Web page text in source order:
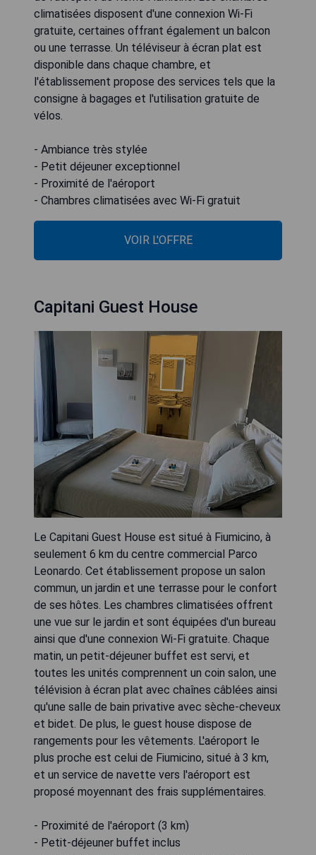
climatisées disposent d'une connexion Wi-Fi
gratuite, certaines offrant également un balcon
ou une terrasse. Un téléviseur à écran plat est
disponible dans chaque chambre, et
l'établissement propose des services tels que la
consigne à bagages et l'utilisation gratuite de
vélos.
- Ambiance très stylée
- Petit déjeuner exceptionnel
- Proximité de l'aéroport
- Chambres climatisées avec Wi-Fi gratuit
VOIR L'OFFRE
Capitani Guest House
Le Capitani Guest House est situé à Fiumicino, à
seulement 6 km du centre commercial Parco
Leonardo. Cet établissement propose un salon
commun, un jardin et une terrasse pour le confort
de ses hôtes. Les chambres climatisées offrent
une vue sur le jardin et sont équipées d'un bureau
ainsi que d'une connexion Wi-Fi gratuite. Chaque
matin, un petit-déjeuner buffet est servi, et
toutes les unités comprennent un coin salon, une
télévision à écran plat avec chaînes câblées ainsi
qu'une salle de bain privative avec sèche-cheveux
et bidet. De plus, le guest house dispose de
rangements pour les vêtements. L'aéroport le
plus proche est celui de Fiumicino, situé à 3 km,
et un service de navette vers l'aéroport est
proposé moyennant des frais supplémentaires.
- Proximité de l'aéroport (3 km)
- Petit-déjeuner buffet inclus